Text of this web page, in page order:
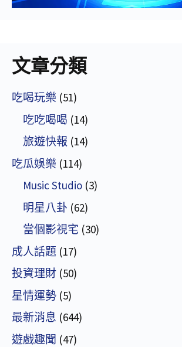
文章分類
吃喝玩樂 (51)
吃吃喝喝 (14)
旅遊快報 (14)
吃瓜娛樂 (114)
Music Studio (3)
明星八卦 (62)
當個影視宅 (30)
成人話題 (17)
投資理財 (50)
星情運勢 (5)
最新消息 (644)
遊戲趣聞 (47)